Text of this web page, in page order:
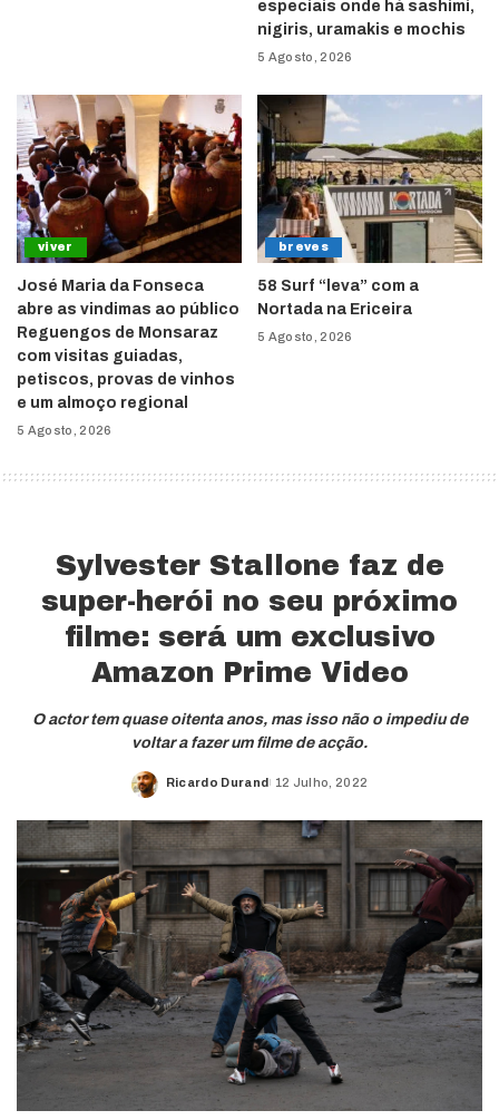
especiais onde há sashimi,
nigiris, uramakis e mochis
5 Agosto, 2026
viver
José Maria da Fonseca
abre as vindimas ao público
Reguengos de Monsaraz
com visitas guiadas,
petiscos, provas de vinhos
e um almoço regional
5 Agosto, 2026
breves
58 Surf “leva” com a
Nortada na Ericeira
5 Agosto, 2026
Sylvester Stallone faz de
super-herói no seu próximo
filme: será um exclusivo
Amazon Prime Video
O actor tem quase oitenta anos, mas isso não o impediu de
voltar a fazer um filme de acção.
Posted
Ricardo Durand 12 Julho, 2022